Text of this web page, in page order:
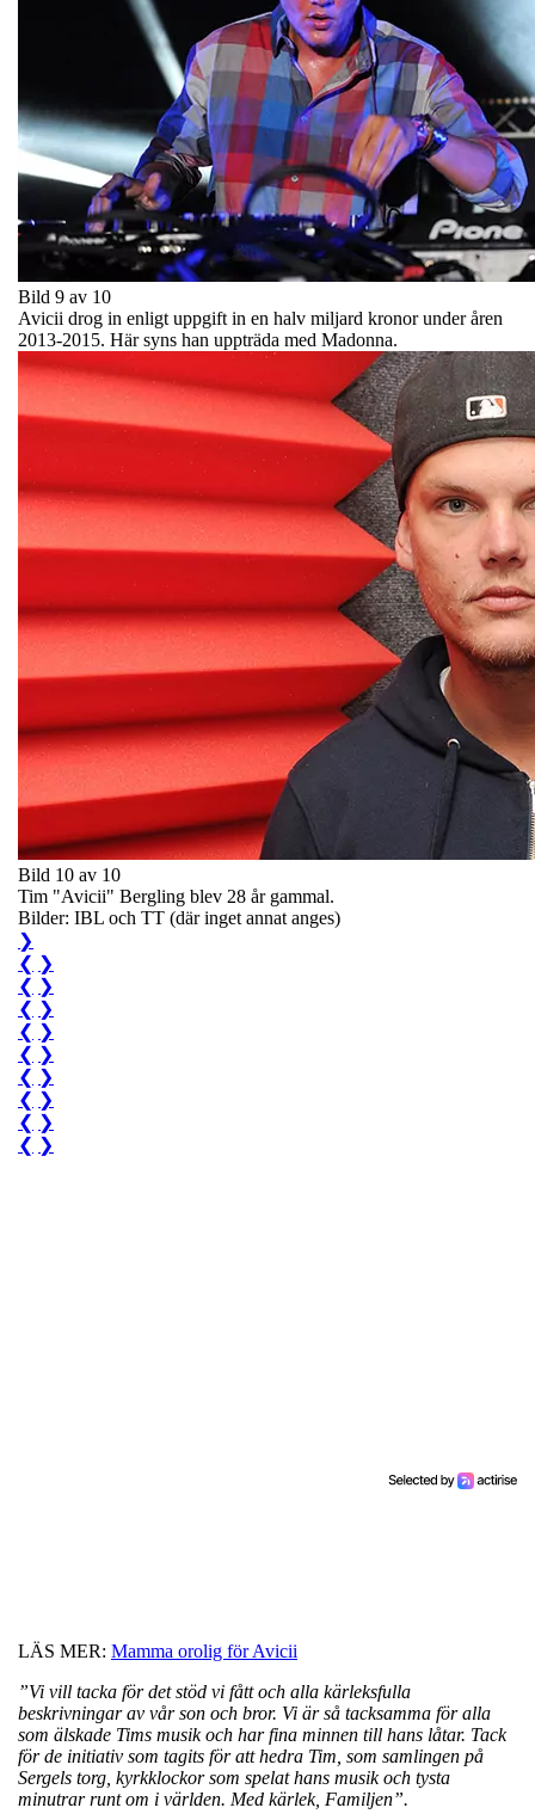
Bild 9 av 10
Avicii drog in enligt uppgift in en halv miljard kronor under åren
2013-2015. Här syns han uppträda med Madonna.
Bild 10 av 10
Tim "Avicii" Bergling blev 28 år gammal.
Bilder: IBL och TT (där inget annat anges)
❯
❮ ❯
❮ ❯
❮ ❯
❮ ❯
❮ ❯
❮ ❯
❮ ❯
❮ ❯
❮ ❯
LÄS MER: Mamma orolig för Avicii
”Vi vill tacka för det stöd vi fått och alla kärleksfulla
beskrivningar av vår son och bror. Vi är så tacksamma för alla
som älskade Tims musik och har fina minnen till hans låtar. Tack
för de initiativ som tagits för att hedra Tim, som samlingen på
Sergels torg, kyrkklockor som spelat hans musik och tysta
minutrar runt om i världen. Med kärlek, Familjen”.